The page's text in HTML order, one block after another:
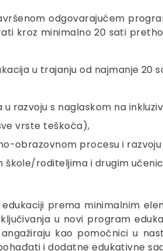
odgovarajućem
kroz minimalno 20 sati
u trajanju od najmanje 20
razvoju s naglaskom na
vrste teškoća),
obrazovnom procesu i
roditeljima i drugim
prema minimalnim
u novi program
kao pomoćnici u
i dodatne edukativne